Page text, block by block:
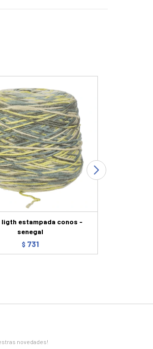
ligth estampada conos -
senegal
$ 731
novedades!